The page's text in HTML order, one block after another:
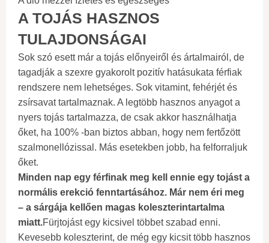
A TOJÁS HASZNOS
TULAJDONSÁGAI
Sok szó esett már a tojás előnyeiről és ártalmairól, de
tagadják a szexre gyakorolt ​​pozitív hatásukata férfiak
rendszere nem lehetséges. Sok vitamint, fehérjét és
zsírsavat tartalmaznak. A legtöbb hasznos anyagot a
nyers tojás tartalmazza, de csak akkor használhatja
őket, ha 100% -ban biztos abban, hogy nem fertőzött
szalmonellózissal. Más esetekben jobb, ha felforraljuk
őket.
Minden nap egy férfinak meg kell ennie egy tojást a
normális erekció fenntartásához. Már nem éri meg
– a sárgája kellően magas koleszterintartalma
miatt.Fürjtojást egy kicsivel többet szabad enni.
Kevesebb koleszterint, de még egy kicsit több hasznos